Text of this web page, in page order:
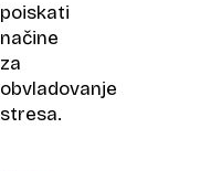
poiskati
načine
za
obvladovanje
stresa.